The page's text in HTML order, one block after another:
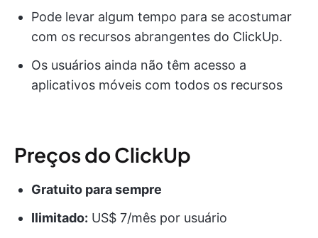
Pode levar algum tempo para se acostumar
com os recursos abrangentes do ClickUp.
Os usuários ainda não têm acesso a
aplicativos móveis com todos os recursos
Preços do ClickUp
Gratuito para sempre
Ilimitado: US$ 7/mês por usuário